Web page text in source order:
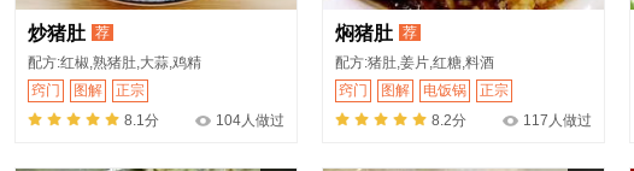
炒猪肚 荐
配方:红椒,熟猪肚,大蒜,鸡精
窍门
图解
正宗
8.1分
104人做过
焖猪肚 荐
配方:猪肚,姜片,红糖,料酒
窍门
图解 电饭锅
正宗
8.2分
117人做过